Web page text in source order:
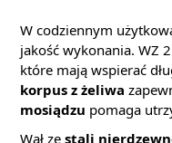
W codziennym
jakość wykonania. WZ
które mają wspierać
korpus z żeliwa
mosiądzu pomaga
Wał ze stali